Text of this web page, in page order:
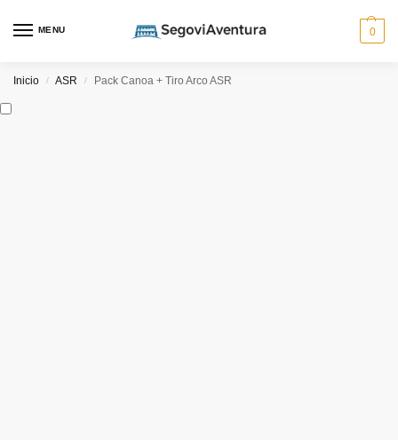
MENU 0
Inicio / ASR / Pack Canoa + Tiro Arco ASR